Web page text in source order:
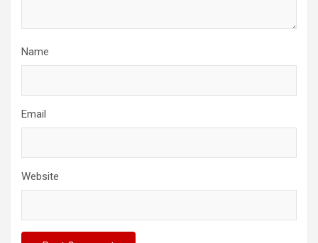
Name
Email
Website